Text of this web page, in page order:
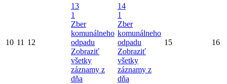
10 11 12
13
1
Zber
komunálneho
odpadu
Zobraziť
všetky
záznamy z
dňa
14
1
Zber
komunálneho
odpadu
Zobraziť
všetky
záznamy z
dňa
15 16